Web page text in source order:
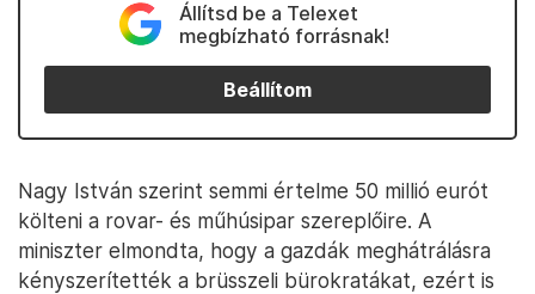
Állítsd be a Telexet
megbízható forrásnak!
Beállítom
Nagy István szerint semmi értelme 50 millió eurót
költeni a rovar- és műhúsipar szereplőire. A
miniszter elmondta, hogy a gazdák meghátrálásra
kényszerítették a brüsszeli bürokratákat, ezért is